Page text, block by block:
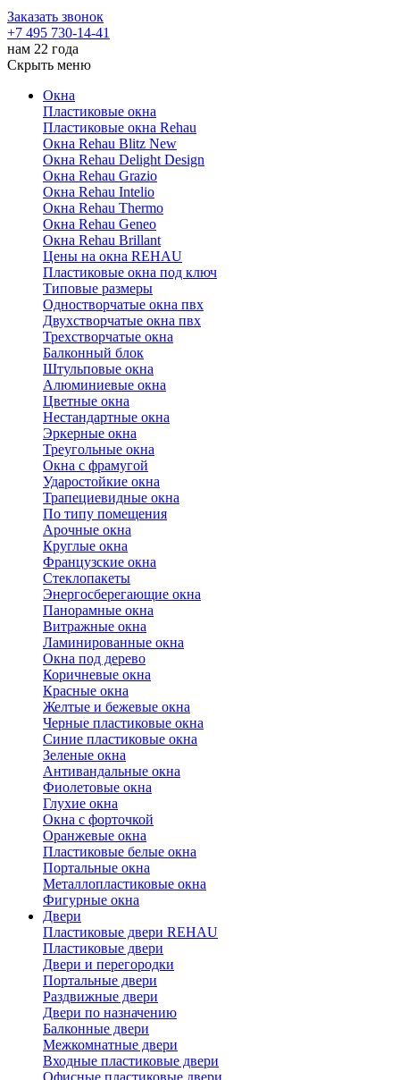
Заказать звонок
+7 495 730-14-41
нам 22 года
Скрыть меню
Окна
Пластиковые окна
Пластиковые окна Rehau
Окна Rehau Blitz New
Окна Rehau Delight Design
Окна Rehau Grazio
Окна Rehau Intelio
Окна Rehau Thermo
Окна Rehau Geneo
Окна Rehau Brillant
Цены на окна REHAU
Пластиковые окна под ключ
Типовые размеры
Одностворчатые окна пвх
Двухстворчатые окна пвх
Трехстворчатые окна
Балконный блок
Штульповые окна
Алюминиевые окна
Цветные окна
Нестандартные окна
Эркерные окна
Треугольные окна
Окна с фрамугой
Ударостойкие окна
Трапециевидные окна
По типу помещения
Арочные окна
Круглые окна
Французские окна
Стеклопакеты
Энергосберегающие окна
Панорамные окна
Витражные окна
Ламинированные окна
Окна под дерево
Коричневые окна
Красные окна
Желтые и бежевые окна
Черные пластиковые окна
Синие пластиковые окна
Зеленые окна
Антивандальные окна
Фиолетовые окна
Глухие окна
Окна с форточкой
Оранжевые окна
Пластиковые белые окна
Портальные окна
Металлопластиковые окна
Фигурные окна
Двери
Пластиковые двери REHAU
Пластиковые двери
Двери и перегородки
Портальные двери
Раздвижные двери
Двери по назначению
Балконные двери
Межкомнатные двери
Входные пластиковые двери
Офисные пластиковые двери